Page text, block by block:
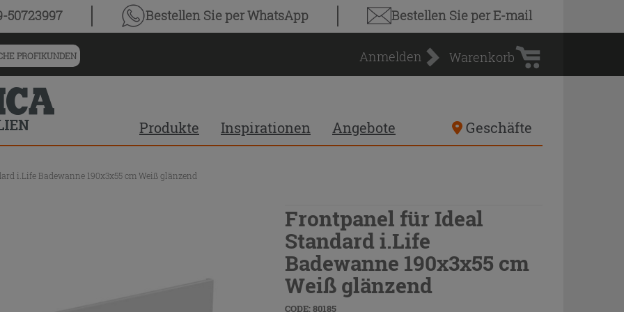
50723997 Bestellen Sieper WhatsApp Bestellen Sieper E-mail
PROFIKUNDEN Anmelden
Warenkorb
Warenkorb
Produkte Inspirationen Angebote Geschäfte
i.Life Badewanne 190x3x55 cm Weiß glänzend
Frontpanel für Ideal
Standard i.Life
Badewanne 190x3x55 cm
Weiß glänzend
CODE: 80185